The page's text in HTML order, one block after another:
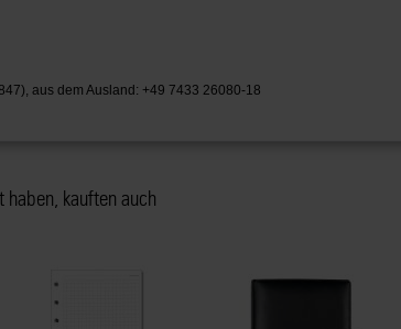
aus dem Ausland: +49 7433 26080-18
haben, kauften auch